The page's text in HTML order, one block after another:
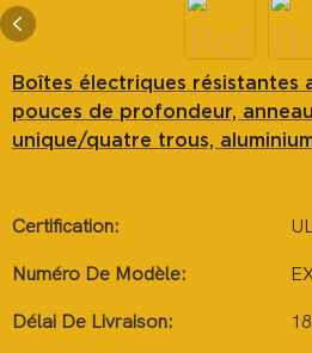
Boîtes électriques résistantes
pouces de profondeur,
unique/quatre trous,
Certification: UL
Numéro De Modèle:
Délai De Livraison: